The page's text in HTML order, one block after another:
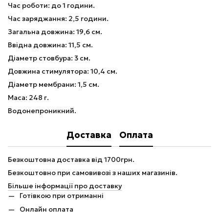
Час роботи: до 1 години.
Час заряджання: 2,5 години.
Загальна довжина: 19,6 см.
Ввідна довжина: 11,5 см.
Діаметр стовбура: 3 см.
Довжина стимулятора: 10,4 см.
Діаметр мембрани: 1,5 см.
Маса: 248 г.
Водонепроникний.
Доставка Оплата
Безкоштовна доставка від 1700грн.
Безкоштовно при самовивозі з наших магазинів.
Більше інформації про доставку
Готівкою при отриманні
Онлайн оплата